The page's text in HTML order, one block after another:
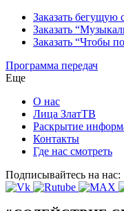
Заказать бегущую
Заказать
Заказать “Чтобы
Программа передач
Еще
О нас
Лица ЗлатТВ
Раскрытие
Контакты
Где нас смотреть
Подписывайтесь на нас: